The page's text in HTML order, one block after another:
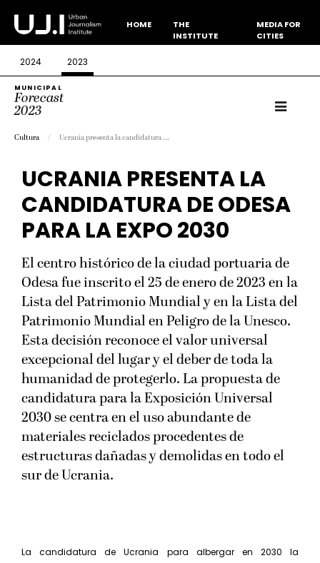
HOME
THE
INSTITUTE
MEDIA FOR
CITIES
2024 2023
MUNICIPAL
Forecast
2023
Cultura Ucrania presenta la candidatura ...
UCRANIA PRESENTA LA
CANDIDATURA DE ODESA
PARA LA EXPO 2030
El centro histórico de la ciudad portuaria de
Odesa fue inscrito el 25 de enero de 2023 en la
Lista del Patrimonio Mundial y en la Lista del
Patrimonio Mundial en Peligro de la Unesco.
Esta decisión reconoce el valor universal
excepcional del lugar y el deber de toda la
humanidad de protegerlo. La propuesta de
candidatura para la Exposición Universal
2030 se centra en el uso abundante de
materiales reciclados procedentes de
estructuras dañadas y demolidas en todo el
sur de Ucrania.
La candidatura de Ucrania para albergar en 2030 la